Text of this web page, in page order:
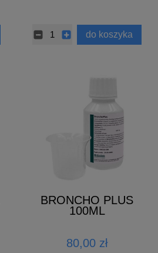
do koszyka
BRONCHO PLUS
100ML
80,00 zł